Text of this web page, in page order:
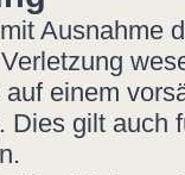
Ausnahme
einem
Dies gilt auch